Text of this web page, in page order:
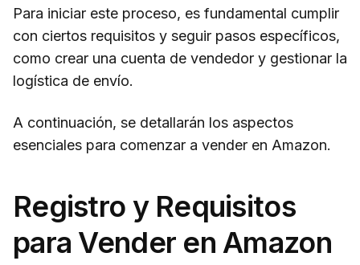
Para iniciar este proceso, es fundamental cumplir
con ciertos requisitos y seguir pasos específicos,
como crear una cuenta de vendedor y gestionar la
logística de envío.
A continuación, se detallarán los aspectos
esenciales para comenzar a vender en Amazon.
Registro y Requisitos
para Vender en Amazon